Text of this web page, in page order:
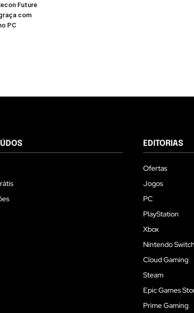
Future
com
PC
EDITORIAS
Ofertas
Jogos
PC
PlayStation
Xbox
Nintendo Switch
Cloud Gaming
Steam
Epic Games
Prime Gaming